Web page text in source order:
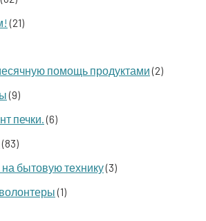
(21)
помощь продуктами(2)
(9)
печки.(6)
(83)
бытовую технику(3)
(1)